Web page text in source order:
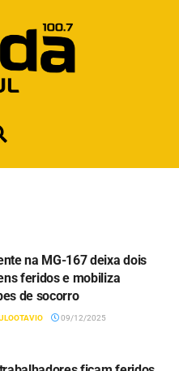
na MG-167 deixa dois
feridos e mobiliza
de socorro
09/12/2025